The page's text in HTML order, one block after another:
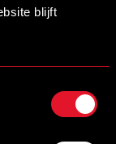
blijft
een
tweede
1-1.